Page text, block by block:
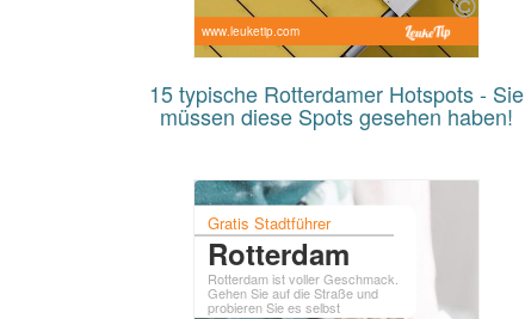
www.leuketip.com
15 typische Rotterdamer Hotspots - Sie
müssen diese Spots gesehen haben!
Gratis Stadtführer
Rotterdam
Rotterdam ist voller Geschmack.
Gehen Sie auf die Straße und
probieren Sie es selbst